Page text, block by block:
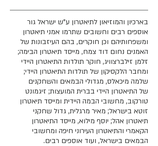
בארכיון והמוזיאון לתיאטרון ע"ש ישראל גור
אוספים רבים וחשובים שתרמו אמני תיאטרון
ומשפחותיהם וכן חוקרים, בהם העיזבונות של
האמנים נחום דוד צמח, מייסד תיאטרון הבימה;
זלמן זילברצוויג, חוקר תולדות התיאטרון היידי
ומחבר הלקסיקון של תולדות התיאטרון היידי;
שלמה מיכאלס, מגדולי הבמאים והשחקנים
של התיאטרון היידי בברית המועצות; זיגמונט
טורקוב, מחשובי הבמה היידית ומייסד תיאטרון
זוטא בישראל; מאיר מרגלית, גדול שחקני
תיאטרון אהל; יוסף מילוא, מייסד התיאטרון
הקאמרי והתיאטרון העירוני חיפה ומחשובי
הבמאים בישראל, ועוד אוספים רבים.